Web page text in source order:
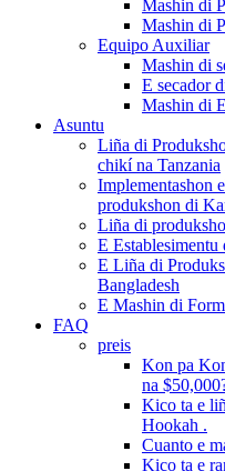
Mashin di
Mashin di
Equipo Auxiliar
Mashin di
E secador
Mashin di
Asuntu
Liña di
chikí na Tanzania
Implementashon
produkshon di
Liña di
E
E Liña di
Bangladesh
E Mashin di
FAQ
preis
Kon pa
na
Kico ta e
Hookah .
Cuanto e
Kico ta e